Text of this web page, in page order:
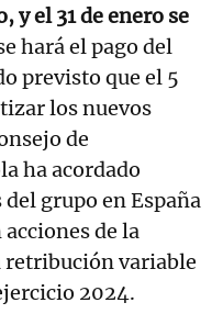
y el 31 de enero se
hará el pago del
previsto que el 5
los nuevos
de
ha acordado
grupo en España
de la
retribución variable
2024.